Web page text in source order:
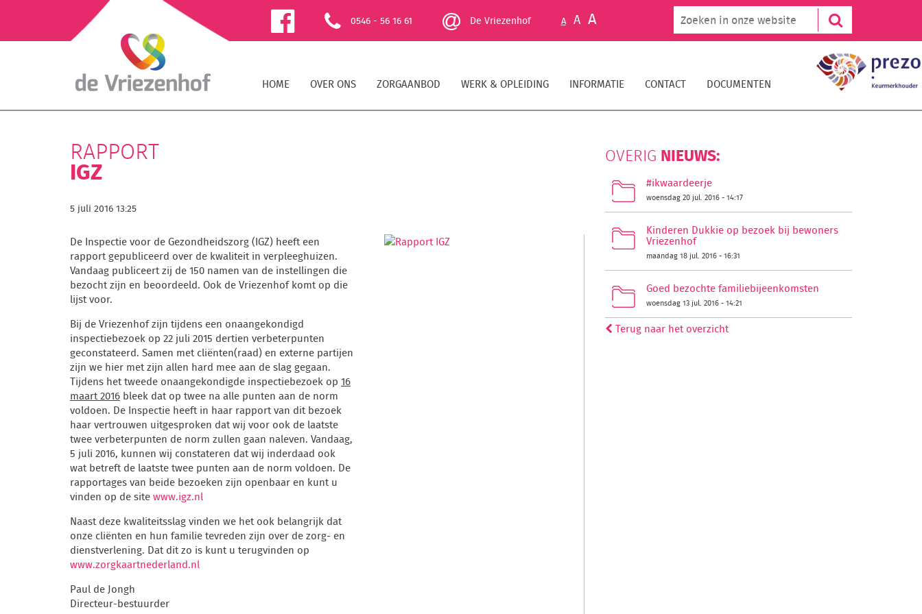
0546 - 56 16 61 De Vriezenhof A A A
HOME OVER ONS ZORGAANBOD WERK & OPLEIDING INFORMATIE CONTACT DOCUMENTEN
RAPPORT
IGZ
5 juli 2016 13:25
De Inspectie voor de Gezondheidszorg (IGZ) heeft een
rapport gepubliceerd over de kwaliteit in verpleeghuizen.
Vandaag publiceert zij de 150 namen van de instellingen die
bezocht zijn en beoordeeld. Ook de Vriezenhof komt op die
lijst voor.
Bij de Vriezenhof zijn tijdens een onaangekondigd
inspectiebezoek op 22 juli 2015 dertien verbeterpunten
geconstateerd. Samen met cliënten(raad) en externe partijen
zijn we hier met zijn allen hard mee aan de slag gegaan.
Tijdens het tweede onaangekondigde inspectiebezoek op 16
maart 2016 bleek dat op twee na alle punten aan de norm
voldoen. De Inspectie heeft in haar rapport van dit bezoek
haar vertrouwen uitgesproken dat wij voor ook de laatste
twee verbeterpunten de norm zullen gaan naleven. Vandaag,
5 juli 2016, kunnen wij constateren dat wij inderdaad ook
wat betreft de laatste twee punten aan de norm voldoen. De
rapportages van beide bezoeken zijn openbaar en kunt u
vinden op de sitewww.igz.nl
Naast deze kwaliteitsslag vinden we het ook belangrijk dat
onze cliënten en hun familie tevreden zijn over de zorg- en
dienstverlening. Dat dit zo is kunt u terugvinden op
www.zorgkaartnederland.nl
Paul de Jongh
Directeur-bestuurder
OVERIG NIEUWS:
#ikwaardeerje
woensdag 20 jul. 2016 - 14:17
Kinderen Dukkie op bezoek bij bewoners
Vriezenhof
maandag 18 jul. 2016 - 16:31
Goed bezochte familiebijeenkomsten
woensdag 13 jul. 2016 - 14:21
Terug naar het overzicht